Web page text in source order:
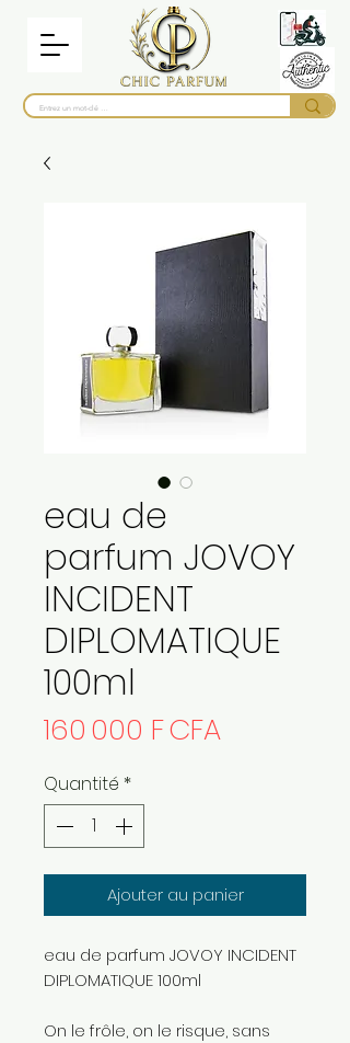
eau de
parfum JOVOY
INCIDENT
DIPLOMATIQUE
100ml
160 000 F CFAPrix
Quantité *
Ajouter au panier
eau de parfum JOVOY INCIDENT
DIPLOMATIQUE 100ml
On le frôle, on le risque, sans